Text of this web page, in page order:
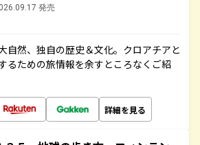
発売
自然、独自の歴史＆文化。クロアチアと
るための旅情報を余すところなくご紹
詳細を見る